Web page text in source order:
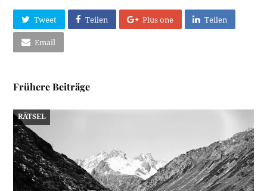
Tweet Teilen Plus one Teilen
Email
Frühere Beiträge
RÄTSEL